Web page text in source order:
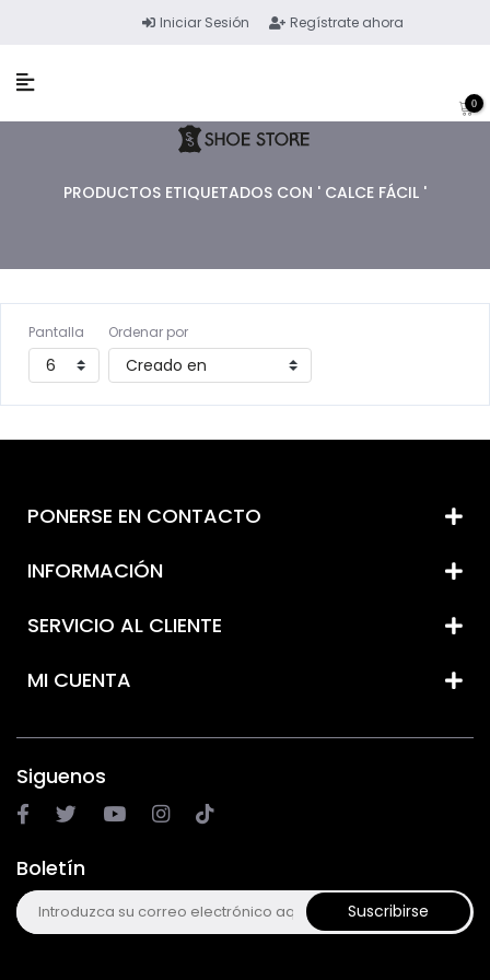
Iniciar Sesión Regístrate ahora
0
PRODUCTOS ETIQUETADOS CON ' CALCE FÁCIL '
Pantalla Ordenar por
PONERSE EN CONTACTO
INFORMACIÓN
SERVICIO AL CLIENTE
MI CUENTA
Siguenos
Boletín
Suscribirse